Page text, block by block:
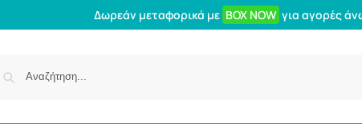
Δωρεάν μεταφορικά με BOX NOW για αγορές